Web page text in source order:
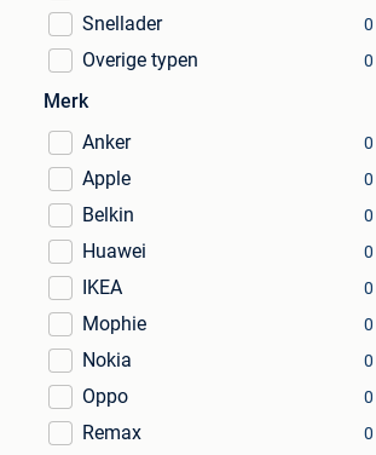
Snellader 0
Overige typen 0
Merk
Anker
0
Apple 0
Belkin 0
Huawei 0
IKEA 0
Mophie 0
Nokia 0
Oppo 0
Remax 0